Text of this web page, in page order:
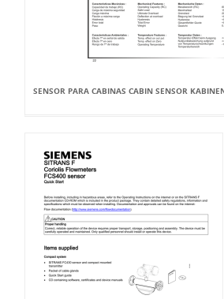
SENSOR PARA CABINAS CABIN SENSOR